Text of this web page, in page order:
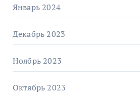
Январь 2024
Декабрь 2023
Ноябрь 2023
Октябрь 2023